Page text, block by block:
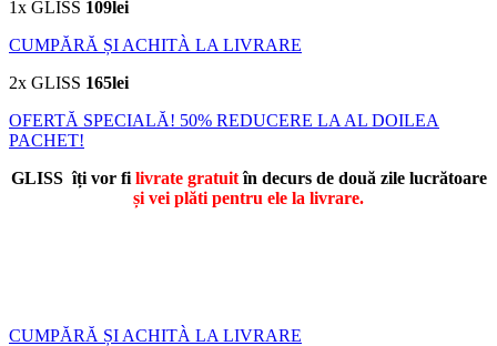
1x GLISS 109lei
CUMPĂRĂ ȘI ACHITÀ LA LIVRARE
2x GLISS 165lei
OFERTĂ SPECIALĂ! 50% REDUCERE LA AL DOILEA
PACHET!
GLISS îți vor fi livrate gratuitîn decurs de două zile lucrătoare
și vei plăti pentru ele la livrare.
CUMPĂRĂ ȘI ACHITÀ LA LIVRARE